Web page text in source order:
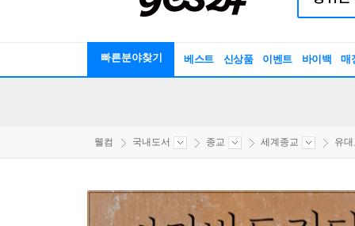
빠른분야찾기 베스트 신상품 이벤트 바이백 매
웰컴 국내도서 종교 세계종교 유